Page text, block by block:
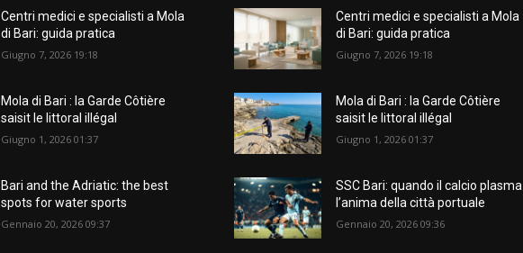
Centri medici e specialisti a Mola
di Bari: guida pratica
Giugno 7, 2026 19:18
Mola di Bari : la Garde Côtière
saisit le littoral illégal
Giugno 1, 2026 01:37
Bari and the Adriatic: the best
spots for water sports
Gennaio 20, 2026 09:37
Centri medici e specialisti a Mola
di Bari: guida pratica
Giugno 7, 2026 19:18
Mola di Bari : la Garde Côtière
saisit le littoral illégal
Giugno 1, 2026 01:37
SSC Bari: quando il calcio plasma
l’anima della città portuale
Gennaio 20, 2026 09:36